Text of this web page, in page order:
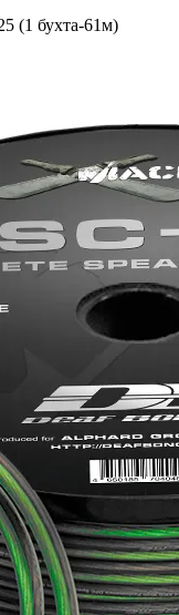
(1 бухта-61м)